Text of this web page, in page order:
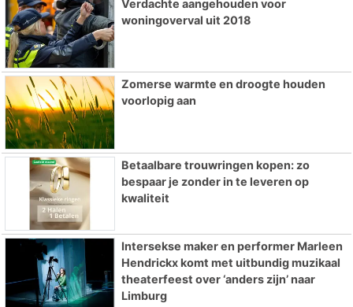
Verdachte aangehouden voor
woningoverval uit 2018
Zomerse warmte en droogte houden
voorlopig aan
Betaalbare trouwringen kopen: zo
bespaar je zonder in te leveren op
kwaliteit
Intersekse maker en performer Marleen
Hendrickx komt met uitbundig muzikaal
theaterfeest over ‘anders zijn’ naar
Limburg